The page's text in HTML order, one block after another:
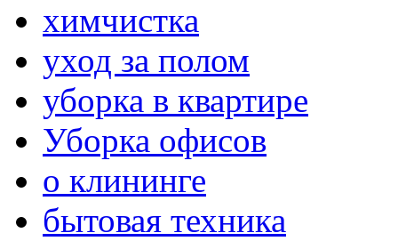
химчистка
уход за полом
уборка в квартире
Уборка офисов
о клининге
бытовая техника